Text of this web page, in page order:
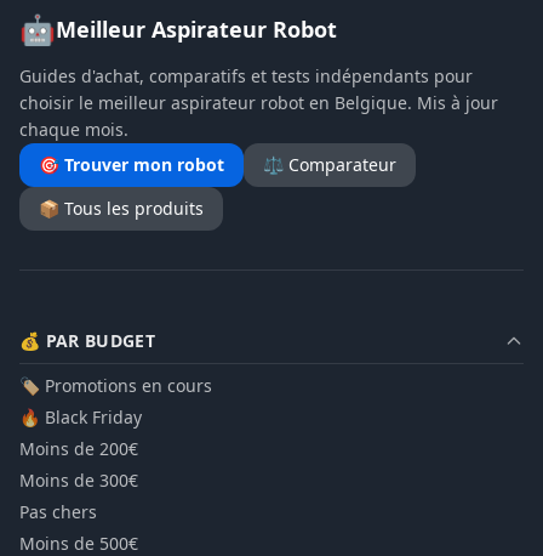
🤖Meilleur Aspirateur Robot
Guides d'achat, comparatifs et tests indépendants pour
choisir le meilleur aspirateur robot en Belgique. Mis à jour
chaque mois.
🎯 Trouver mon robot
⚖️ Comparateur
📦 Tous les produits
💰 PAR BUDGET
🏷️ Promotions en cours
🔥 Black Friday
Moins de 200€
Moins de 300€
Pas chers
Moins de 500€